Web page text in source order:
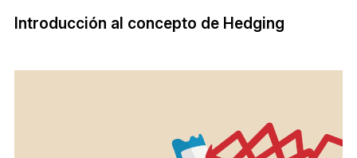
Introducción al concepto de Hedging